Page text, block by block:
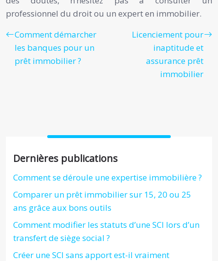
professionnel du droit ou un expert en immobilier.
Comment démarcher
les banques pour un
prêt immobilier ?
Licenciement pour
inaptitude et
assurance prêt
immobilier
Dernières publications
Comment se déroule une expertise immobilière ?
Comparer un prêt immobilier sur 15, 20 ou 25
ans grâce aux bons outils
Comment modifier les statuts d’une SCI lors d’un
transfert de siège social ?
Créer une SCI sans apport est-il vraiment